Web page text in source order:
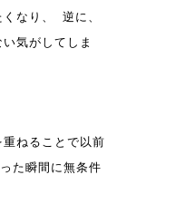
なり、 逆に、
気がしてしま
ねることで以前
た瞬間に無条件